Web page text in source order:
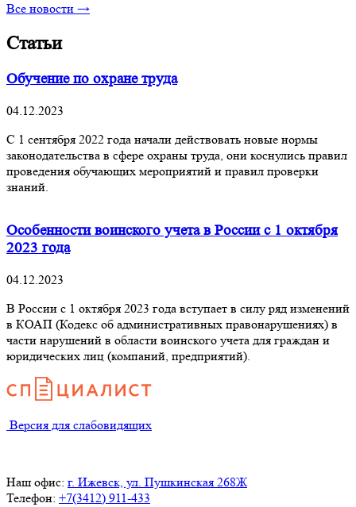
Все новости →
Статьи
Обучение по охране труда
04.12.2023
С 1 сентября 2022 года начали действовать новые нормы
законодательства в сфере охраны труда, они коснулись правил
проведения обучающих мероприятий и правил проверки
знаний.
Особенности воинского учета в России с 1 октября
2023 года
04.12.2023
В России с 1 октября 2023 года вступает в силу ряд изменений
в КОАП (Кодекс об административных правонарушениях) в
части нарушений в области воинского учета для граждан и
юридических лиц (компаний, предприятий).
Версия для слабовидящих
Наш офис: г. Ижевск, ул. Пушкинская 268Ж
Телефон: +7(3412) 911-433